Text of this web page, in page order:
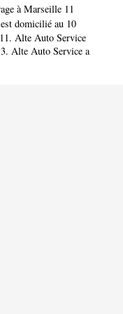
à Marseille 11
est domicilié au 10
Alte Auto Service
Alte Auto Service a